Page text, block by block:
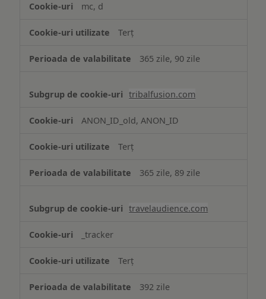
mc, d
Terț
365 zile, 90 zile
tribalfusion.com
ANON_ID_old, ANON_ID
Terț
365 zile, 89 zile
travelaudience.com
_tracker
Terț
392 zile